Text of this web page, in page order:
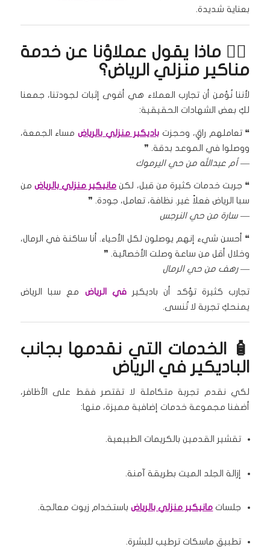
بعناية شديدة.
🧏‍♀️ ماذا يقول عملاؤنا عن خدمة
مناكير منزلي الرياض؟
لأننا نُؤمن أن تجارب العملاء هي أقوى إثبات لجودتنا، جمعنا
لكِ بعض الشهادات الحقيقية:
❝ تعاملهم راقٍ، وحجزت باديكير منزلي بالرياضمساء الجمعة،
ووصلوا في الموعد بدقة. ❞
—أم عبدالله من حي اليرموك
❝ جربت خدمات كثيرة من قبل، لكن مانيكير منزلي بالرياض من
سبا الرياض فعلاً غير. نظافة، تعامل، جودة. ❞
— سارة من حي النرجس
❝ أحسن شيء إنهم يوصلون لكل الأحياء. أنا ساكنة في الرمال،
وخلال أقل من ساعة وصلت الأخصائية. ❞
—رهف من حي الرمال
تجارب كثيرة تؤكد أن باديكيرفي الرياض مع سبا الرياض
يمنحكِ تجربة لا تُنسى.
🧴 الخدمات التي نقدمها بجانب
الباديكير في الرياض
لكي نقدم تجربة متكاملة لا تقتصر فقط على الأظافر،
أضفنا مجموعة خدمات إضافية مميزة، منها:
تقشير القدمين بالكريمات الطبيعية.
إزالة الجلد الميت بطريقة آمنة.
جلسات مانيكير منزلي بالرياضباستخدام زيوت معالجة.
تطبيق ماسكات ترطيب للبشرة.